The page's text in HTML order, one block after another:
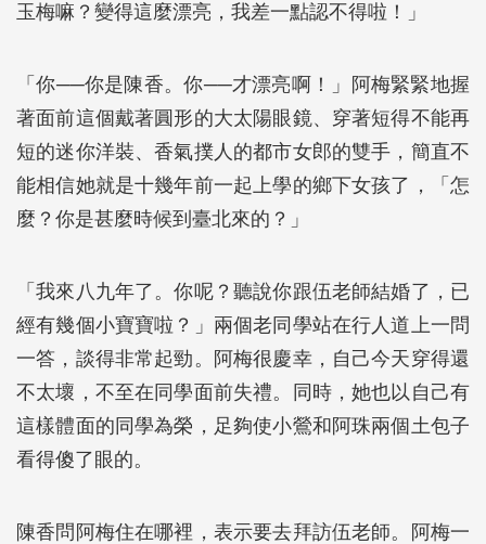
玉梅嘛？變得這麼漂亮，我差一點認不得啦！」
「你──你是陳香。你──才漂亮啊！」阿梅緊緊地握
著面前這個戴著圓形的大太陽眼鏡、穿著短得不能再
短的迷你洋裝、香氣撲人的都市女郎的雙手，簡直不
能相信她就是十幾年前一起上學的鄉下女孩了，「怎
麼？你是甚麼時候到臺北來的？」
「我來八九年了。你呢？聽說你跟伍老師結婚了，已
經有幾個小寶寶啦？」兩個老同學站在行人道上一問
一答，談得非常起勁。阿梅很慶幸，自己今天穿得還
不太壞，不至在同學面前失禮。同時，她也以自己有
這樣體面的同學為榮，足夠使小鶯和阿珠兩個土包子
看得傻了眼的。
陳香問阿梅住在哪裡，表示要去拜訪伍老師。阿梅一